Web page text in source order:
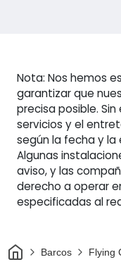
Nota: Nos hemos
garantizar que
precisa posible.
servicios y el
según la fecha y la
Algunas
aviso, y las
derecho a operar
especificadas al
InicioBarcos Flying